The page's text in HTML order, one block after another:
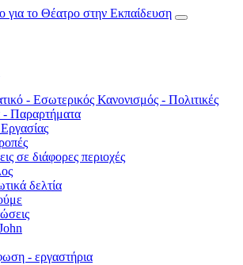
- Εσωτερικός Κανονισμός - Πολιτικές
- Παραρτήματα
σε διάφορες περιοχές
δελτία
- εργαστήρια